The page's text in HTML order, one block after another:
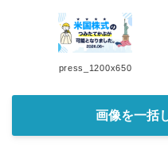
press_1200x650
画像を一括